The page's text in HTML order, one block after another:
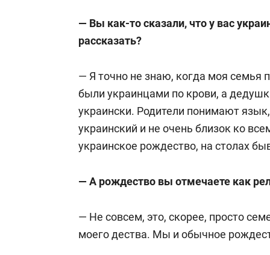
— Вы как-то сказали, что у вас
рассказать?
— Я точно не знаю, когда моя семья
были украинцами по крови, а
украински. Родители понимают
украинский и не очень близок ко
украинское рождество, на столах
— А рождество вы отмечаете как
— Не совсем, это, скорее, просто
моего дества. Мы и обычное